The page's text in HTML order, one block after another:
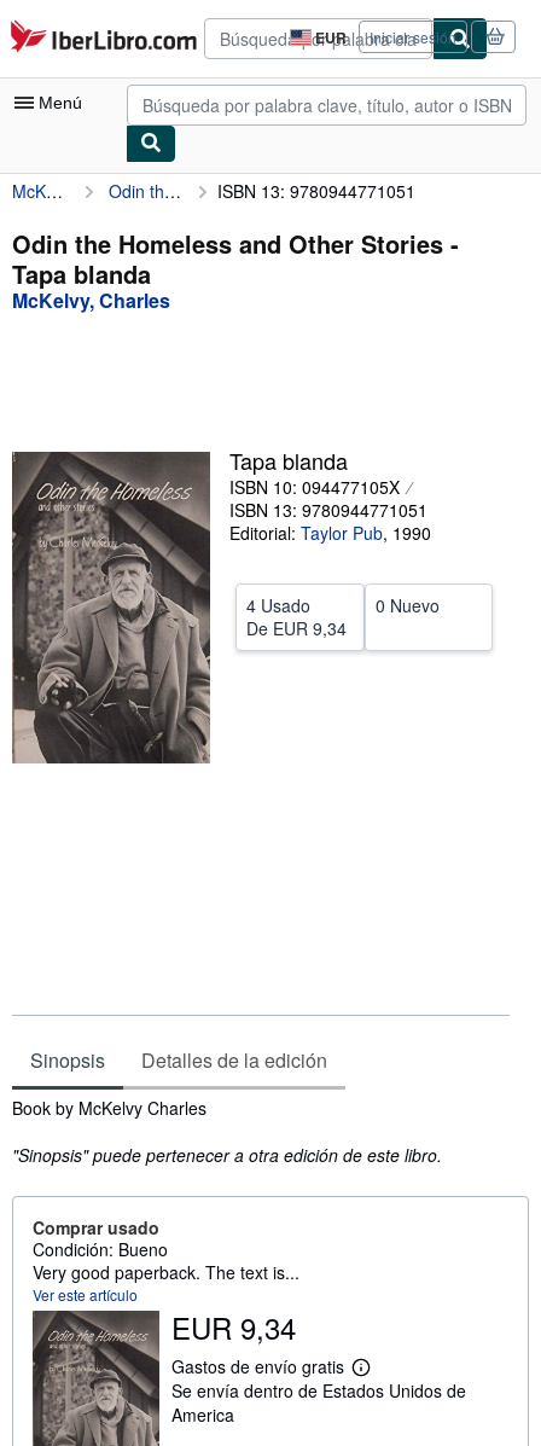
Pasar al contenido principal
IberLibro.com EUR
Preferencias
de
compra
del
Iniciar sesión
Menú
Mi cuenta
Consultar mis pedidos
Búsqueda avanzada
Colecciones
Vendedores
Comenzar a vender
Ayuda
McKelvy, Charles Odin the Homeless and Other Stories ISBN 13: 9780944771051
Odin the Homeless and Other Stories -
Tapa blanda
McKelvy, Charles
Tapa blanda
ISBN 10: 094477105X
ISBN 13: 9780944771051
Editorial: Taylor Pub, 1990
4 Usado
De EUR 9,34
0 Nuevo
Sinopsis Detalles de la edición
Sinopsis
Book by McKelvy Charles
"Sinopsis" puede pertenecer a otra edición de este libro.
Comprar usado
Condición: Bueno
Very good paperback. The text is...
Ver este artículo
EUR 9,34
Gastos de envío gratis
M
á
Se envía dentro de Estados Unidos de
America